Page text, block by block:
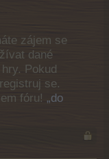
zájem se
dané
Pokud
se.
fóru! „do